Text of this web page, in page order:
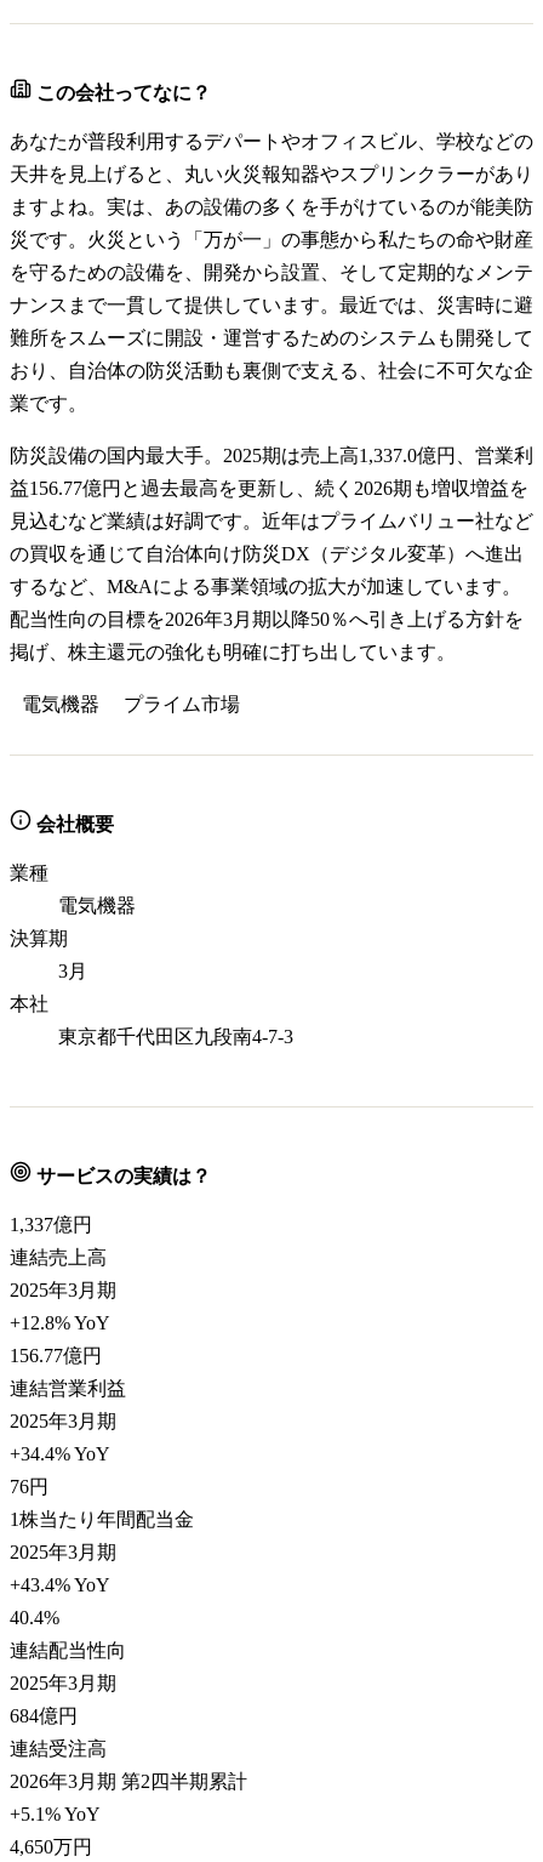
この会社ってなに？
あなたが普段利用するデパートやオフィスビル、学校などの
天井を見上げると、丸い火災報知器やスプリンクラーがあり
ますよね。実は、あの設備の多くを手がけているのが能美防
災です。火災という「万が一」の事態から私たちの命や財産
を守るための設備を、開発から設置、そして定期的なメンテ
ナンスまで一貫して提供しています。最近では、災害時に避
難所をスムーズに開設・運営するためのシステムも開発して
おり、自治体の防災活動も裏側で支える、社会に不可欠な企
業です。
防災設備の国内最大手。2025期は売上高1,337.0億円、営業利
益156.77億円と過去最高を更新し、続く2026期も増収増益を
見込むなど業績は好調です。近年はプライムバリュー社など
の買収を通じて自治体向け防災DX（デジタル変革）へ進出
するなど、M&Aによる事業領域の拡大が加速しています。
配当性向の目標を2026年3月期以降50％へ引き上げる方針を
掲げ、株主還元の強化も明確に打ち出しています。
電気機器 プライム市場
会社概要
業種
電気機器
決算期
3月
本社
東京都千代田区九段南4-7-3
サービスの実績は？
1,337億円
連結売上高
2025年3月期
+12.8% YoY
156.77億円
連結営業利益
2025年3月期
+34.4% YoY
76円
1株当たり年間配当金
2025年3月期
+43.4% YoY
40.4%
連結配当性向
2025年3月期
684億円
連結受注高
2026年3月期 第2四半期累計
+5.1% YoY
4,650万円